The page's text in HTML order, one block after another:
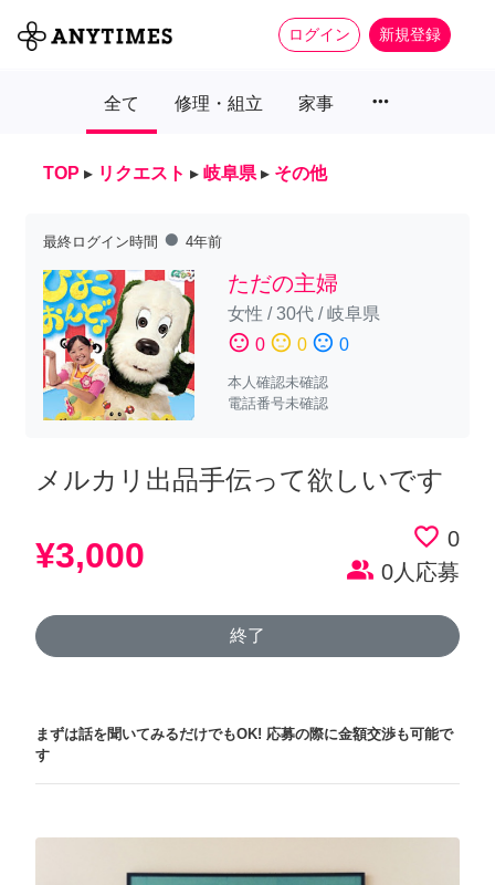
ログイン 新規登録
全て 修理・組立 家事 more_horiz
TOP ▸ リクエスト ▸ 岐阜県 ▸ その他
最終ログイン時間 fiber_manual_record 4年前
ただの主婦
女性 /30代/岐阜県
sentiment_satisfied 0 sentiment_neutral 0 sentiment_dissatisfied 0
本人確認未確認
電話番号未確認
メルカリ出品手伝って欲しいです
¥3,000 favorite_border 0
people_alt 0人応募
終了
まずは話を聞いてみるだけでもOK! 応募の際に金額交渉も可能で
す